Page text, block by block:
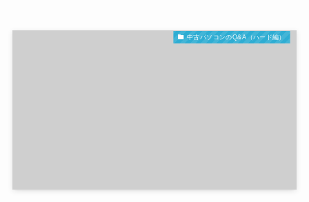
中古パソコンのQ&A（ハード編）